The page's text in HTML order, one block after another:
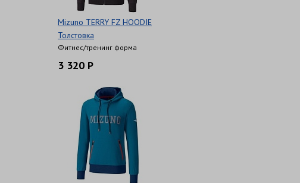
Mizuno TERRY FZ HOODIE
Толстовка
Фитнес/тренинг форма
3 320 Р